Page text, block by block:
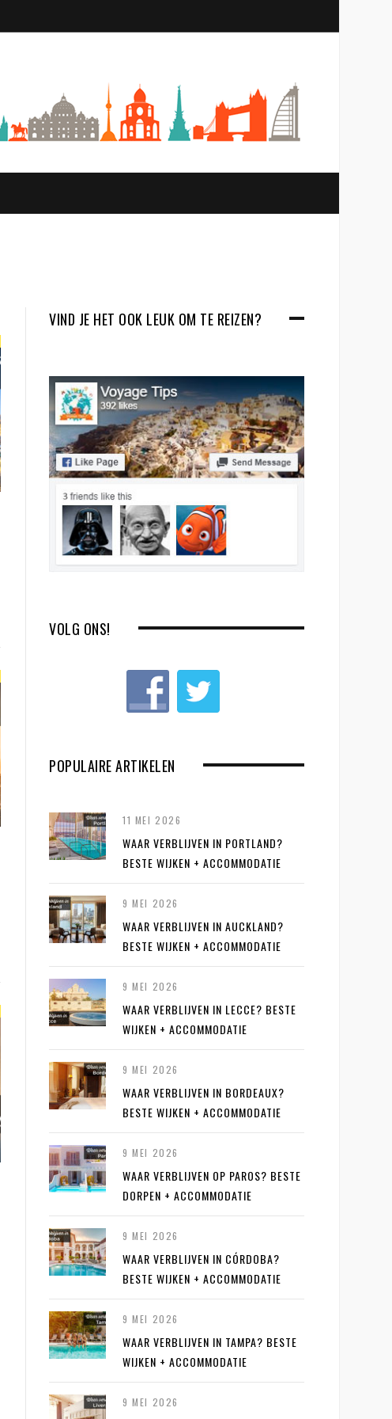
r
c
h
VIND JE HET OOK LEUK OM TE REIZEN?
VOLG ONS!
POPULAIRE ARTIKELEN
11 MEI 2026
WAAR VERBLIJVEN IN PORTLAND?
BESTE WIJKEN + ACCOMMODATIE
9 MEI 2026
WAAR VERBLIJVEN IN AUCKLAND?
BESTE WIJKEN + ACCOMMODATIE
9 MEI 2026
WAAR VERBLIJVEN IN LECCE? BESTE
WIJKEN + ACCOMMODATIE
9 MEI 2026
WAAR VERBLIJVEN IN BORDEAUX?
BESTE WIJKEN + ACCOMMODATIE
9 MEI 2026
WAAR VERBLIJVEN OP PAROS? BESTE
DORPEN + ACCOMMODATIE
9 MEI 2026
WAAR VERBLIJVEN IN CÓRDOBA?
BESTE WIJKEN + ACCOMMODATIE
9 MEI 2026
WAAR VERBLIJVEN IN TAMPA? BESTE
WIJKEN + ACCOMMODATIE
9 MEI 2026